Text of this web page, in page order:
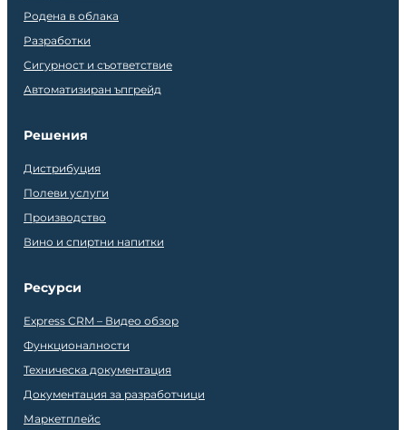
Родена в облака
Разработки
Сигурност и съответствие
Автоматизиран ъпгрейд
Решения
Дистрибуция
Полеви услуги
Производство
Вино и спиртни напитки
Ресурси
Express CRM – Видео обзор
Функционалности
Техническа документация
Документация за разработчици
Маркетплейс